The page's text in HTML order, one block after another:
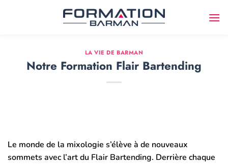
LA VIE DE BARMAN
Notre Formation Flair Bartending
Le monde de la mixologie s’élève à de nouveaux
sommets avec l’art du Flair Bartending. Derrière chaque